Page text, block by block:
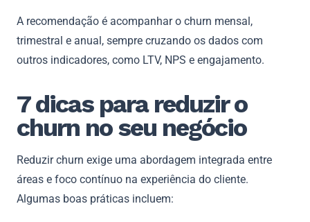
A recomendação é acompanhar o churn mensal,
trimestral e anual, sempre cruzando os dados com
outros indicadores, como LTV, NPS e engajamento.
7 dicas para reduzir o
churn no seu negócio
Reduzir churn exige uma abordagem integrada entre
áreas e foco contínuo na experiência do cliente.
Algumas boas práticas incluem: